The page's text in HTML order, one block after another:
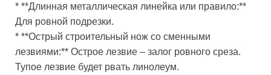
* **Длинная металлическая линейка или правило:**
Для ровной подрезки.
* **Острый строительный нож со сменными
лезвиями:** Острое лезвие – залог ровного среза.
Тупое лезвие будет рвать линолеум.